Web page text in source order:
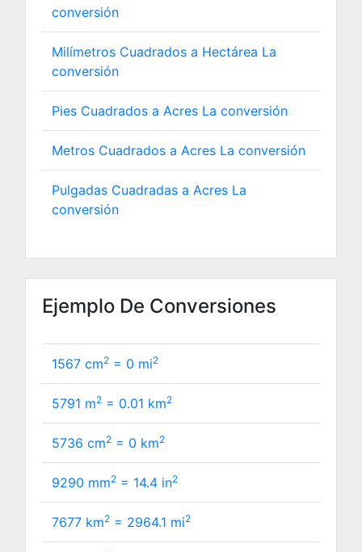
conversión
Milímetros Cuadrados a Hectárea La
conversión
Pies Cuadrados a Acres La conversión
Metros Cuadrados a Acres La conversión
Pulgadas Cuadradas a Acres La
conversión
Ejemplo De Conversiones
1567 cm2 = 0 mi2
5791 m2 = 0.01 km2
5736 cm2 = 0 km2
9290 mm2 = 14.4 in2
7677 km2 = 2964.1 mi2